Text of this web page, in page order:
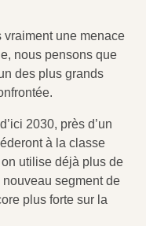
vraiment une menace
nous pensons que
des plus grands
2030, près d’un
à la classe
utilise déjà plus de
nouveau segment de
plus forte sur la